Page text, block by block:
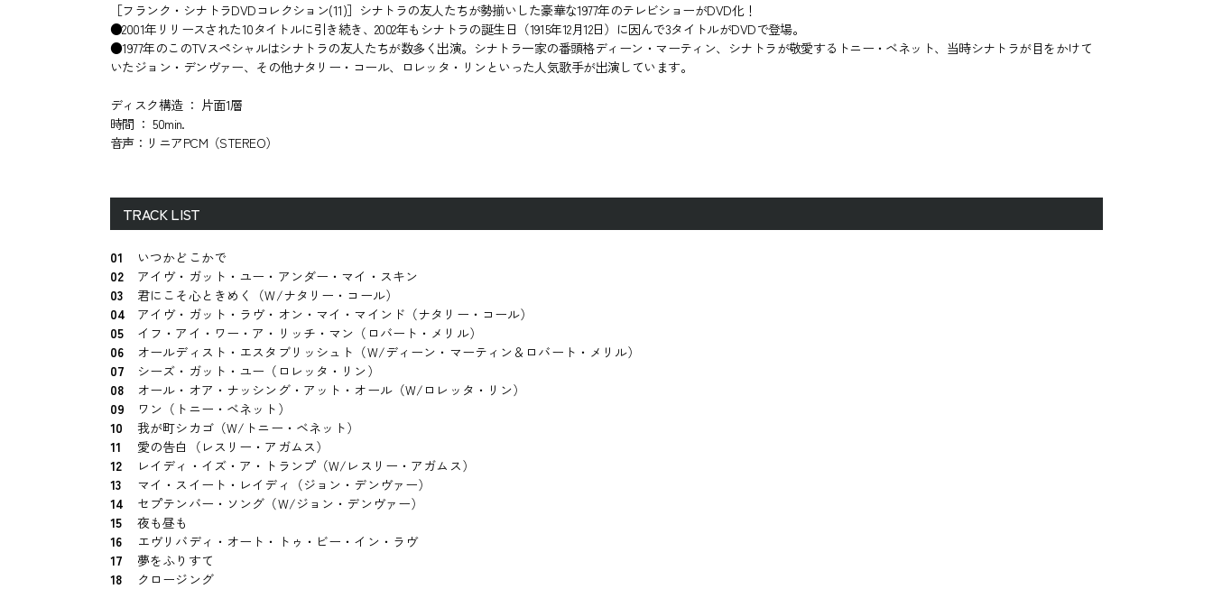
［フランク・シナトラDVDコレクション(11)］シナトラの友人たちが勢揃いした豪華な1977年のテレビショーがDVD化！
●2001年リリースされた10タイトルに引き続き、2002年もシナトラの誕生日（1915年12月12日）に因んで3タイトルがDVDで登場。
●1977年のこのTVスペシャルはシナトラの友人たちが数多く出演。シナトラ一家の番頭格ディーン・マーティン、シナトラが敬愛するトニー・ベネット、当時シナトラが目をかけて
いたジョン・デンヴァー、その他ナタリー・コール、ロレッタ・リンといった人気歌手が出演しています。
ディスク構造 ： 片面1層
時間 ： 50min.
音声：リニアPCM（STEREO）
TRACK LIST
01
いつかどこかで
02
アイヴ・ガット・ユー・アンダー・マイ・スキン
03
君にこそ心ときめく（W/ナタリー・コール）
04
アイヴ・ガット・ラヴ・オン・マイ・マインド（ナタリー・コール）
05
イフ・アイ・ワー・ア・リッチ・マン（ロバート・メリル）
06
オールディスト・エスタブリッシュト（W/ディーン・マーティン＆ロバート・メリル）
07
シーズ・ガット・ユー（ロレッタ・リン）
08
オール・オア・ナッシング・アット・オール（W/ロレッタ・リン）
09
ワン（トニー・ベネット）
10
我が町シカゴ（W/トニー・ベネット）
11
愛の告白（レスリー・アガムス）
12
レイディ・イズ・ア・トランプ（W/レスリー・アガムス）
13
マイ・スイート・レイディ（ジョン・デンヴァー）
14
セプテンバー・ソング（W/ジョン・デンヴァー）
15
夜も昼も
16
エヴリバディ・オート・トゥ・ビー・イン・ラヴ
17
夢をふりすて
18
クロージング